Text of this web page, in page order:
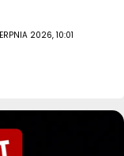
2026, 10:01